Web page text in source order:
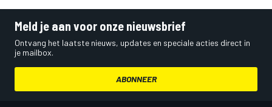
Meld je aan voor onze nieuwsbrief
Ontvang het laatste nieuws, updates en speciale acties direct in
je mailbox.
ABONNEER